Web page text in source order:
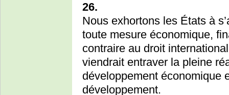
26.
Nous exhortons les États à
toute mesure économique,
contraire au droit
viendrait entraver la pleine
développement économique
développement.